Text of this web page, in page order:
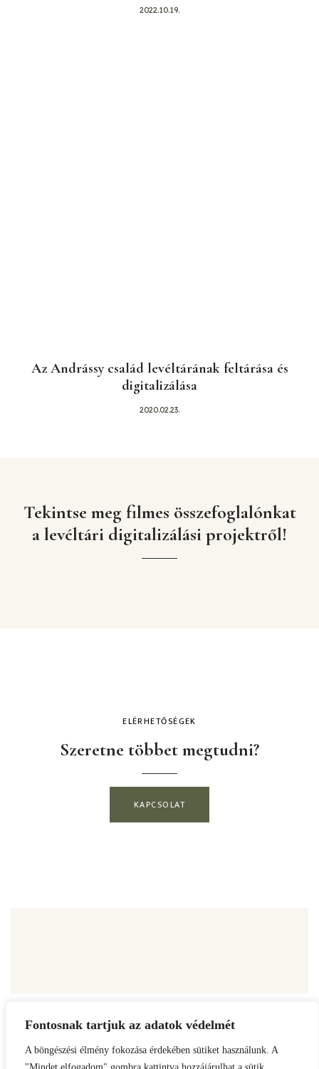
Fontosnak tartjuk az adatok védelmét
A böngészési élmény fokozása érdekében sütiket használunk. A
2022.10.19.
Az Andrássy család levéltárának feltárása és
digitalizálása
2020.02.23.
Tekintse meg filmes összefoglalónkat
a levéltári digitalizálási projektről!
ELÉRHETŐSÉGEK
Szeretne többet megtudni?
KAPCSOLAT
ADATKEZELÉSI TÁJÉKOZTATÓ